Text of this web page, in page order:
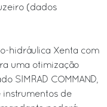
(dados
hidráulica Xenta com
uma otimização
SIMRAD COMMAND,
de